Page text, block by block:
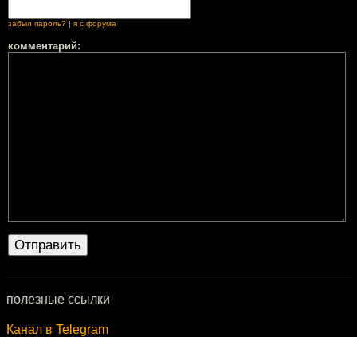
забыл пароль? | я с форума
комментарий:
полезные ссылки
Канал в Telegram